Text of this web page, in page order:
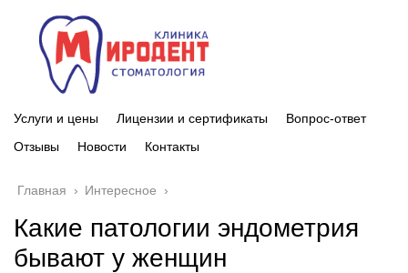
Услуги и цены Лицензии и сертификаты
Вопрос-ответ
Отзывы
Новости Контакты
Главная › Интересное ›
Какие патологии эндометрия
бывают у женщин